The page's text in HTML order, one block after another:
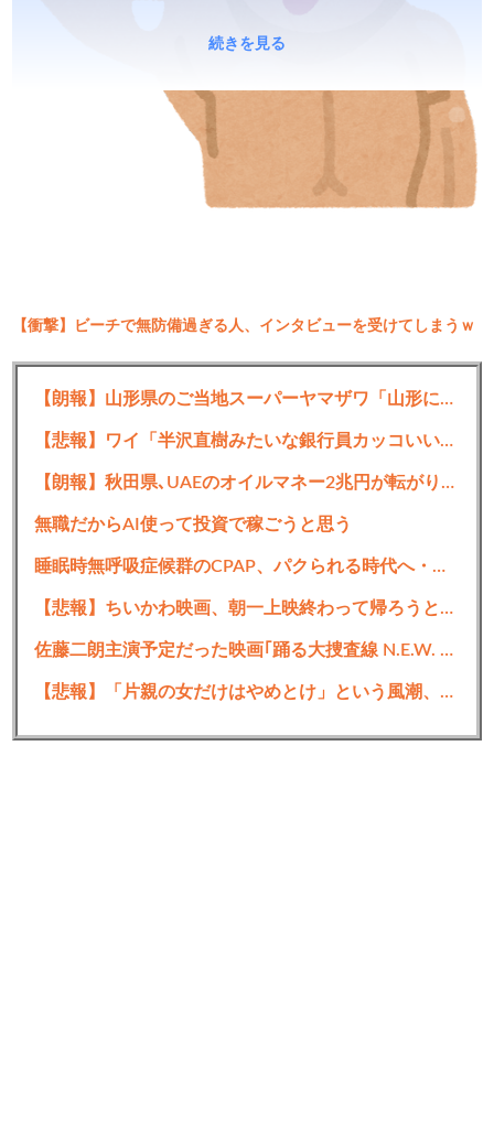
【衝撃】ビーチで無防備過ぎる人、インタビューを受けてしまうｗ
続きを読む
続きを見る
【朗報】山形県のご当地スーパーヤマザワ「山形に帰ったらこれ買いたい」
【悲報】ワイ「半沢直樹みたいな銀行員カッコいい」銀行員の友人「あんな奴居ねえよ」
【朗報】秋田県､UAEのオイルマネー2兆円が転がり込んでガチで東北最強になるぞｗｗｗｗｗｗｗ
無職だからAI使って投資で稼ごうと思う
睡眠時無呼吸症候群のCPAP、パクられる時代へ・・・・・
【悲報】ちいかわ映画、朝一上映終わって帰ろうとしたおじさん、少女に声をかけられ…
佐藤二朗主演予定だった映画｢踊る大捜査線 N.E.W. メトロポリスを駆け抜けろ！｣のスピンオフ作品の撮影中止が正式に決定 本広監督の投稿はなんだったのか
【悲報】「片親の女だけはやめとけ」という風潮、広まりつつある